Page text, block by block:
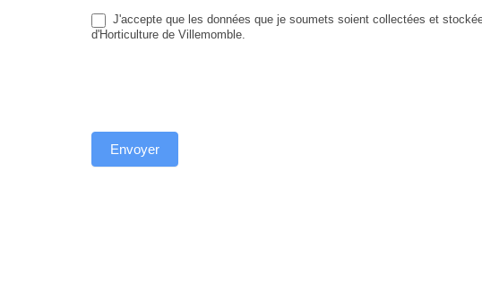
J'accepte que les données que je soumets soient collectées et
d'Horticulture de Villemomble.
Envoyer